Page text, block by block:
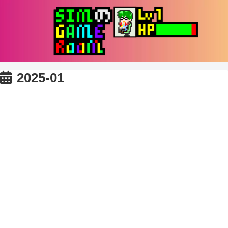
2025-01